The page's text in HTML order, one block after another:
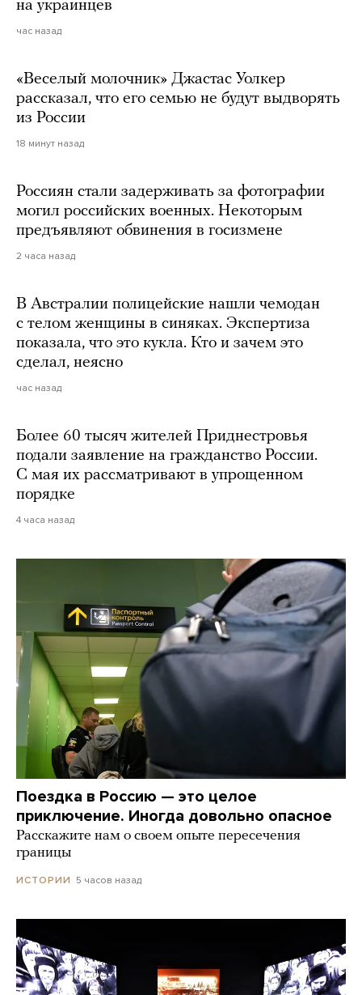
на украинцев
час назад
«Веселый молочник» Джастас Уолкер
рассказал, что его семью не будут выдворять
из России
18 минут назад
Россиян стали задерживать за фотографии
могил российских военных. Некоторым
предъявляют обвинения в госизмене
2 часа назад
В Австралии полицейские нашли чемодан
с телом женщины в синяках. Экспертиза
показала, что это кукла. Кто и зачем это
сделал, неясно
час назад
Более 60 тысяч жителей Приднестровья
подали заявление на гражданство России.
С мая их рассматривают в упрощенном
порядке
4 часа назад
Поездка в Россию — это целое
приключение. Иногда довольно опасное
Расскажите нам о своем опыте пересечения
границы
ИСТОРИИ 5 часов назад